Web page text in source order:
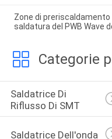
Zone di
saldatura del PWB Wave
Categorie
Saldatrice Di
Riflusso Di SMT
Saldatrice Dell'onda